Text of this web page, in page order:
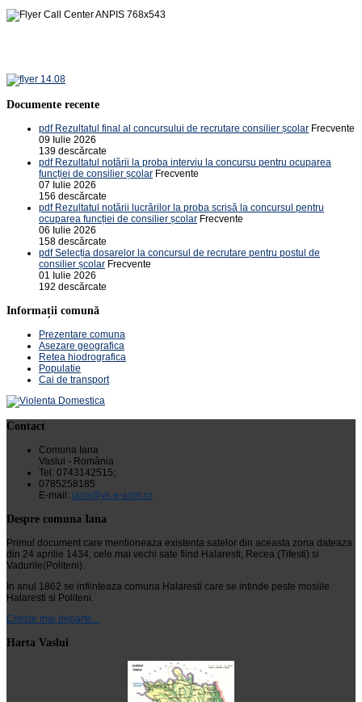
Documente recente
pdf Rezultatul final al concursului de recrutare consilier școlar Frecvente
09 Iulie 2026
139 descărcate
pdf Rezultatul notării la proba interviu la concursu pentru ocuparea
funcției de consilier școlar Frecvente
07 Iulie 2026
156 descărcate
pdf Rezultatul notării lucrărilor la proba scrisă la concursul pentru
ocuparea funcției de consilier școlar Frecvente
06 Iulie 2026
158 descărcate
pdf Selecția dosarelor la concursul de recrutare pentru postul de
consilier școlar Frecvente
01 Iulie 2026
192 descărcate
Informații comună
Prezentare comuna
Asezare geografica
Retea hiodrografica
Populatie
Cai de transport
Contact
Comuna Iana
Vaslui - România
Tel: 0743142515;
0785258185
E-mail: iana@vs.e-adm.ro
Despre comuna Iana
Primul document care mentioneaza existenta satelor din aceasta zona dateaza
din 24 aprilie 1434, cele mai vechi sate fiind Halaresti, Recea (Tifesti) si
Vadurile(Politeni).
In anul 1862 se infiinteaza comuna Halaresti care se intinde peste mosiile
Halaresti si Politeni.
Citeste mai departe...
Harta Vaslui